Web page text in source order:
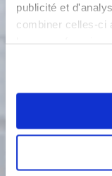
publicité et
combiner celles-ci